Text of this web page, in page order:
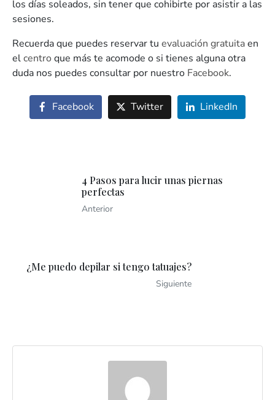
los días soleados, sin tener que cohibirte por asistir a las
sesiones.
Recuerda que puedes reservar tu evaluación gratuitaen
elcentro que más te acomode o si tienes alguna otra
duda nos puedes consultar por nuestro Facebook.
Facebook Twitter LinkedIn
4 Pasos para lucir unas piernas
perfectas
Anterior
¿Me puedo depilar si tengo tatuajes?
Siguiente